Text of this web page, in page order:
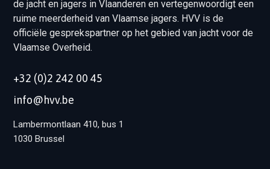
de jacht en jagers in Vlaanderen en vertegenwoordigt een
ruime meerderheid van Vlaamse jagers. HVV is de
officiële gesprekspartner op het gebied van jacht voor de
Vlaamse Overheid.
+32 (0)2 242 00 45
info@hvv.be
Lambermontlaan 410, bus 1
1030 Brussel